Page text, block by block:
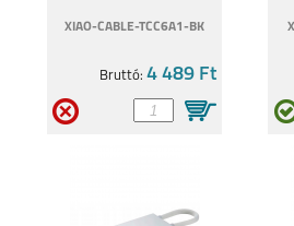
XIAO-CABLE-TCC6A1-BK
Bruttó: 4 489 Ft